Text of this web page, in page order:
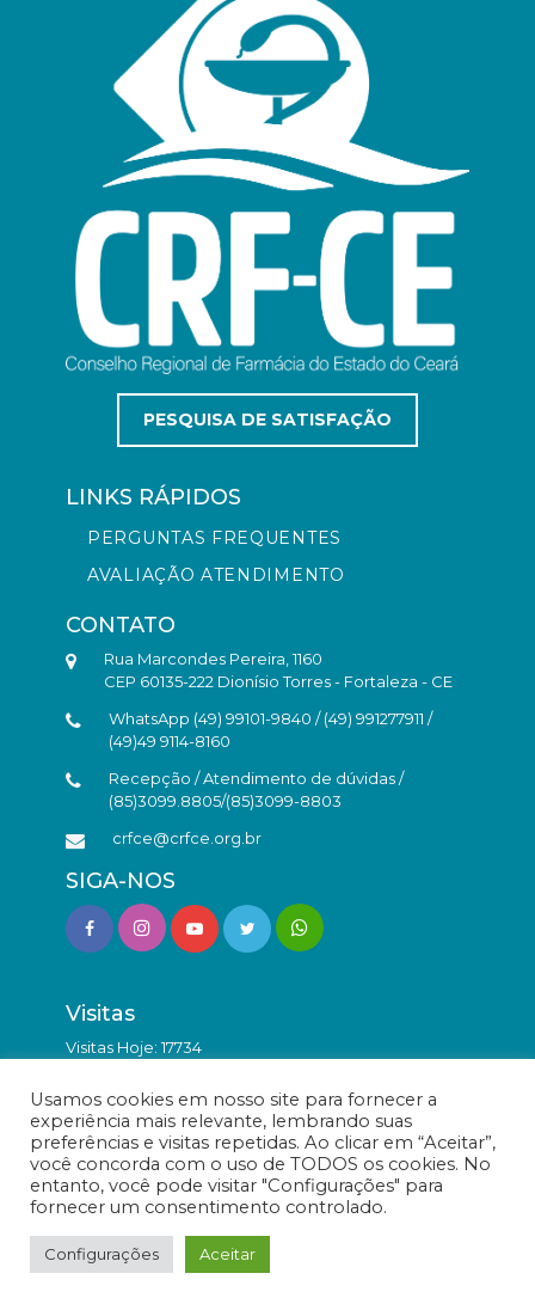
PESQUISA DE SATISFAÇÃO
LINKS RÁPIDOS
PERGUNTAS FREQUENTES
AVALIAÇÃO ATENDIMENTO
CONTATO
Rua Marcondes Pereira, 1160
CEP 60135-222 Dionísio Torres - Fortaleza - CE
WhatsApp (49) 99101-9840 / (49) 991277911 /
(49)49 9114-8160
Recepção / Atendimento de dúvidas /
(85)3099.8805/(85)3099-8803
crfce@crfce.org.br
SIGA-NOS
Visitas
Visitas Hoje: 17734
Todos os direitos reservados.
Usamos cookies em nosso site para fornecer a
experiência mais relevante, lembrando suas
preferências e visitas repetidas. Ao clicar em “Aceitar”,
você concorda com o uso de TODOS os cookies. No
entanto, você pode visitar "Configurações" para
fornecer um consentimento controlado.
Configurações Aceitar